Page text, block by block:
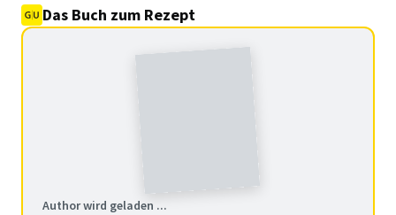
Das Buch zum Rezept
Author wird geladen ...